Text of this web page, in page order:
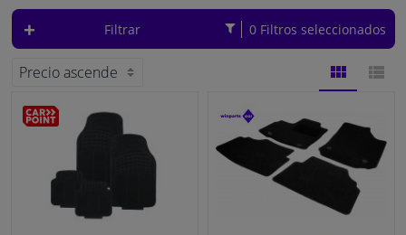
Ventanas y accesorios
Limpieza y proteccón
Taller y herramientas
Filtrar 0 Filtros seleccionados
BLOQUES
DE